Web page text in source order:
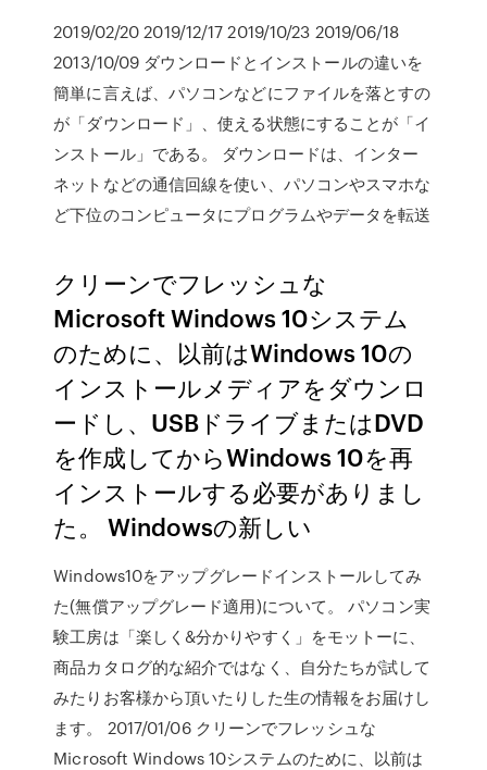
2019/02/20 2019/12/17 2019/10/23 2019/06/18
2013/10/09 ダウンロードとインストールの違いを
簡単に言えば、パソコンなどにファイルを落とすの
が「ダウンロード」、使える状態にすることが「イ
ンストール」である。 ダウンロードは、インター
ネットなどの通信回線を使い、パソコンやスマホな
ど下位のコンピュータにプログラムやデータを転送
クリーンでフレッシュな
Microsoft Windows 10システム
のために、以前はWindows 10の
インストールメディアをダウンロ
ードし、USBドライブまたはDVD
を作成してからWindows 10を再
インストールする必要がありまし
た。 Windowsの新しい
Windows10をアップグレードインストールしてみ
た(無償アップグレード適用)について。 パソコン実
験工房は「楽しく&分かりやすく」をモットーに、
商品カタログ的な紹介ではなく、自分たちが試して
みたりお客様から頂いたりした生の情報をお届けし
ます。 2017/01/06 クリーンでフレッシュな
Microsoft Windows 10システムのために、以前は